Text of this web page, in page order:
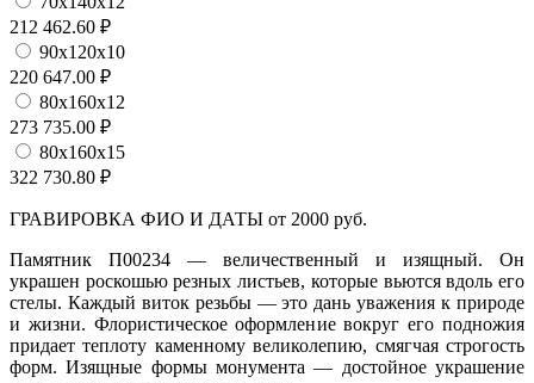
212 462.60 ₽
90х120х10
220 647.00 ₽
80х160х12
273 735.00 ₽
80х160х15
322 730.80 ₽
ГРАВИРОВКА ФИО И ДАТЫ от 2000 руб.
Памятник П00234 — величественный и изящный. Он
украшен роскошью резных листьев, которые вьются вдоль его
стелы. Каждый виток резьбы — это дань уважения к природе
и жизни. Флористическое оформление вокруг его подножия
придает теплоту каменному великолепию, смягчая строгость
форм. Изящные формы монумента — достойное украшение